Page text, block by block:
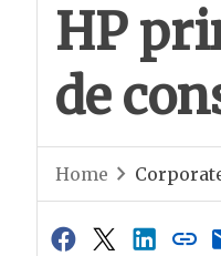
HP
de
Home